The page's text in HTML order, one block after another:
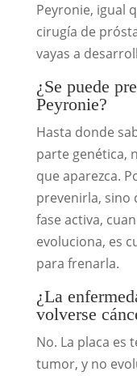
Peyronie, igual
cirugía de
vayas a
¿Se puede
Peyronie?
Hasta donde
parte genética,
que aparezca.
prevenirla, sino
fase activa,
evoluciona, es
para frenarla.
¿La
volverse
No. La placa es
tumor, y no